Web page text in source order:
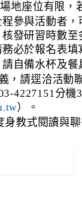
地座位有限，
參與活動者
發研習時數
必於報名表
自備水杯及餐
，請逕洽活動
4227151分機
）。
身教式閱讀與